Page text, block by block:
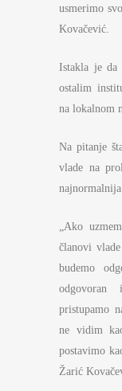
usmerimo
Kovačević.
Istakla je da
ostalim
na lokalnom
Na pitanje
vlade na
„Ako
članovi
budemo
pristupamo
ne vidim
postavimo
Žarić